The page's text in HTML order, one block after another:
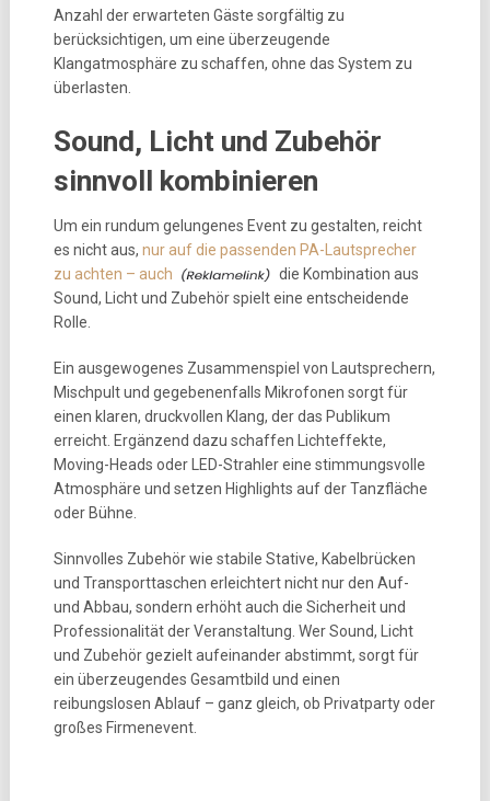
Anzahl der erwarteten Gäste sorgfältig zu
berücksichtigen, um eine überzeugende
Klangatmosphäre zu schaffen, ohne das System zu
überlasten.
Sound, Licht und Zubehör
sinnvoll kombinieren
Um ein rundum gelungenes Event zu gestalten, reicht
es nicht aus, nur auf die passenden PA-Lautsprecher
zu achten – auch
die Kombination aus
Sound, Licht und Zubehör spielt eine entscheidende
Rolle.
Ein ausgewogenes Zusammenspiel von Lautsprechern,
Mischpult und gegebenenfalls Mikrofonen sorgt für
einen klaren, druckvollen Klang, der das Publikum
erreicht. Ergänzend dazu schaffen Lichteffekte,
Moving-Heads oder LED-Strahler eine stimmungsvolle
Atmosphäre und setzen Highlights auf der Tanzfläche
oder Bühne.
Sinnvolles Zubehör wie stabile Stative, Kabelbrücken
und Transporttaschen erleichtert nicht nur den Auf-
und Abbau, sondern erhöht auch die Sicherheit und
Professionalität der Veranstaltung. Wer Sound, Licht
und Zubehör gezielt aufeinander abstimmt, sorgt für
ein überzeugendes Gesamtbild und einen
reibungslosen Ablauf – ganz gleich, ob Privatparty oder
großes Firmenevent.